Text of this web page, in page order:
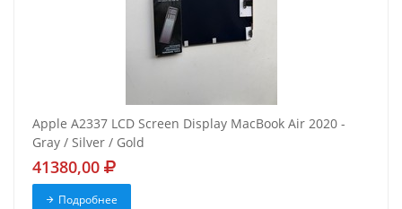
Apple A2337 LCD Screen Display MacBook Air 2020 -
Gray / Silver / Gold
41380,00
Подробнее